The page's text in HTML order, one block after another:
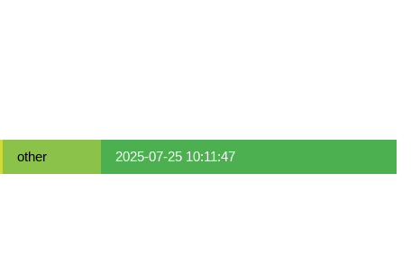
other 2025-07-25 10:11:47